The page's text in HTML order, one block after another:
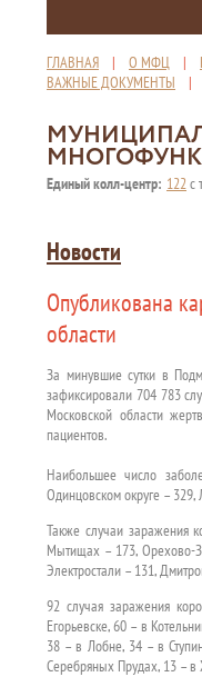
ГЛАВНАЯ | О МФЦ |
ВАЖНЫЕ ДОКУМЕНТЫ
Единый колл-центр: 122с
Новости
Опубликована
области
За минувшие сутки в
зафиксировали 704 783
Московской области
пациентов.
Наибольшее число
Одинцовском округе –
Также случаи заражения
Мытищах – 173, Орехово-
Электростали – 131,
92 случая заражения
Егорьевске, 60 – в
38 – в Лобне, 34 – в
Серебряных Прудах, 13 –